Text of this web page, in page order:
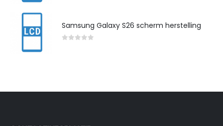
Samsung Galaxy S26 scherm herstelling